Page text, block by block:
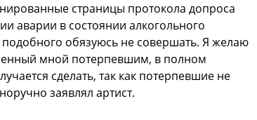
страницы протокола допроса
аварии в состоянии алкогольного
обязуюсь не совершать. Я желаю
мной потерпевшим, в полном
сделать, так как потерпевшие не
заявлял артист.